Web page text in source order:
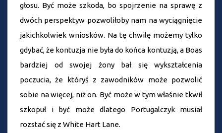
głosu. Być może szkoda, bo spojrzenie na sprawę z
dwóch perspektyw pozwoliłoby nam na wyciągnięcie
jakichkolwiek wniosków. Na tę chwilę możemy tylko
gdybać, że kontuzja nie była do końca kontuzją, a Boas
bardziej od swojej żony bał się wykształcenia
poczucia, że któryś z zawodników może pozwolić
sobie na więcej, niż on. Być może w tym właśnie tkwił
szkopuł i być może dlatego Portugalczyk musiał
rozstać się z White Hart Lane.